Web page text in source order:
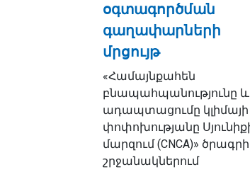
օգտագործման
գաղափարների
մրցույթ
«Համայնքահեն
բնապահպանությունը և
ադապտացումը կլիմայի
փոփոխությանը
մարզում (CNCA)» ծրագրի
շրջանակներում